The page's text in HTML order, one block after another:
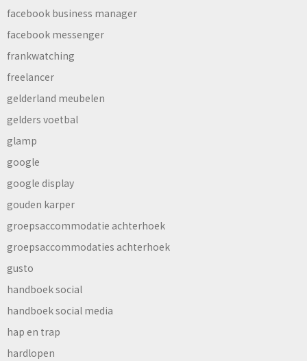
facebook business manager
facebook messenger
frankwatching
freelancer
gelderland meubelen
gelders voetbal
glamp
google
google display
gouden karper
groepsaccommodatie achterhoek
groepsaccommodaties achterhoek
gusto
handboek social
handboek social media
hap en trap
hardlopen